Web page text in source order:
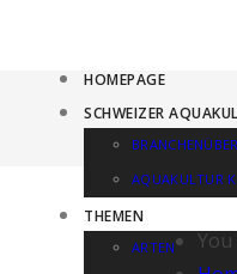
HOMEPAGE
SCHWEIZER
AQUAKULTUR
THEMEN
ARTEN